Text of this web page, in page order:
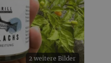
2 weitere Bilder